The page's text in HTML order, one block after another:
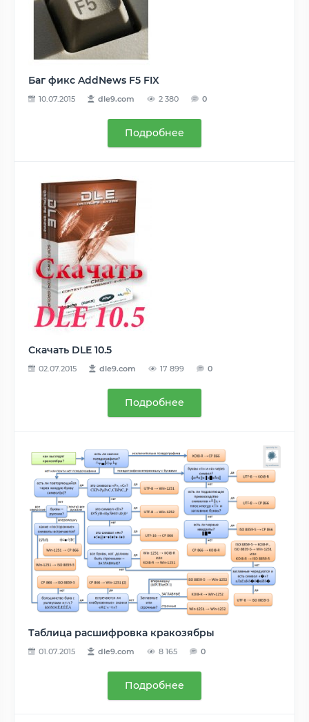
Баг фикс AddNews F5 FIX
10.07.2015 dle9.com 2 380 0
Подробнее
Скачать DLE 10.5
02.07.2015 dle9.com 17 899 0
Подробнее
Таблица расшифровка кракозябры
01.07.2015 dle9.com 8 165 0
Подробнее